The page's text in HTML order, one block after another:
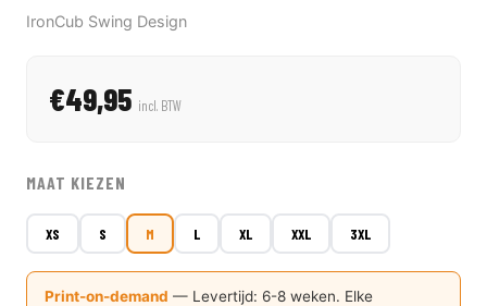
IronCub Swing Design
€49,95 incl. BTW
MAAT KIEZEN
XS S M L XL XXL 3XL
Print-on-demand — Levertijd: 6-8 weken. Elke